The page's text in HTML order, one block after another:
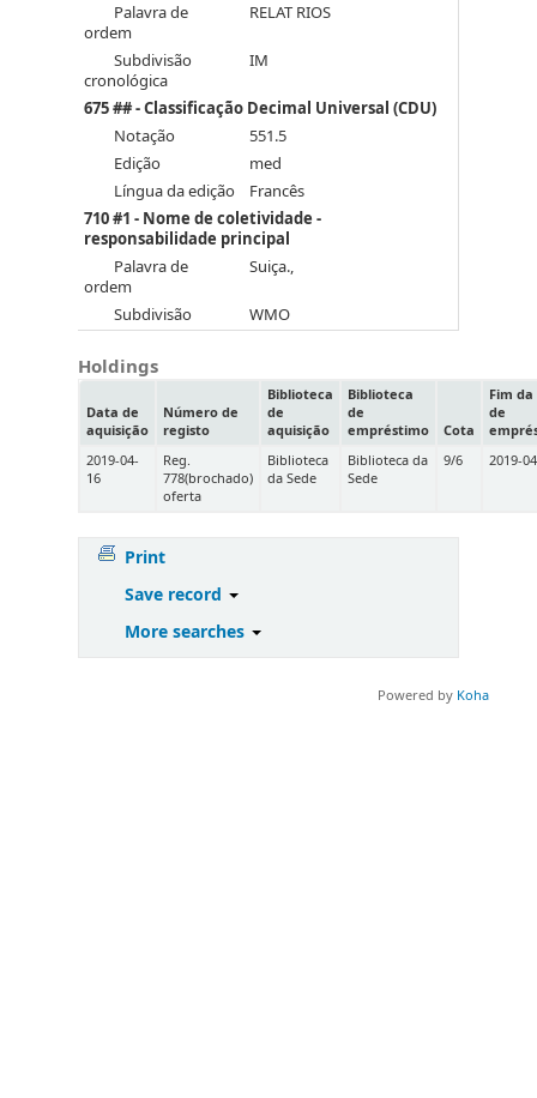
Palavra de
ordem
RELAT RIOS
Subdivisão
cronológica
IM
675 ## - Classificação Decimal Universal (CDU)
Notação
551.5
Edição
med
Língua da edição
Francês
710 #1 - Nome de coletividade -
responsabilidade principal
Palavra de
ordem
Suiça.,
Subdivisão WMO
Holdings
Data de
aquisição
Número de
registo
Biblioteca
de
aquisição
Biblioteca
de
empréstimo
Cota
Fim
de
2019-04-
16
Reg.
778(brochado)
oferta
Biblioteca
da Sede
Biblioteca da
Sede
9/6 2019-
Print
Save record
More searches
Powered by Koha